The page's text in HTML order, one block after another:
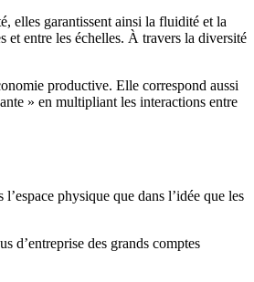
elles garantissent ainsi la fluidité et la
et entre les échelles. À travers la diversité
productive. Elle correspond aussi
» en multipliant les interactions entre
physique que dans l’idée que les
d’entreprise des grands comptes